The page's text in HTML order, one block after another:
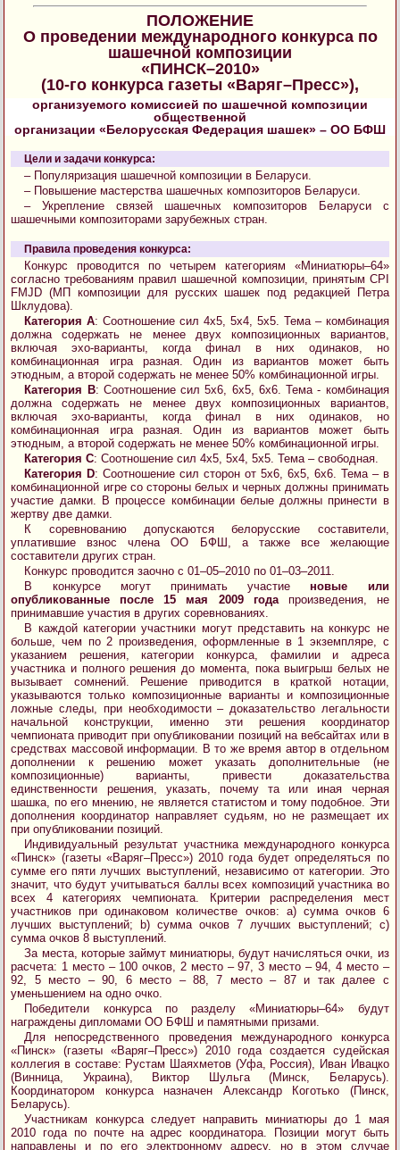
ПОЛОЖЕНИЕ
О проведении международного конкурса по
шашечной композиции
«ПИНСК–2010»
(10-го конкурса газеты «Варяг–Пресс»),
организуемого комиссией по шашечной композиции
общественной
организации «Белорусская Федерация шашек» – ОО БФШ
Цели и задачи конкурса:
– Популяризация шашечной композиции в Беларуси.
– Повышение мастерства шашечных композиторов Беларуси.
– Укрепление связей шашечных композиторов Беларуси с
шашечными композиторами зарубежных стран.
Правила проведения конкурса:
Конкурс проводится по четырем категориям «Миниатюры–64»
согласно требованиям правил шашечной композиции, принятым CPI
FMJD (МП композиции для русских шашек под редакцией Петра
Шклудова).
Категория A: Соотношение сил 4х5, 5х4, 5х5. Тема – комбинация
должна содержать не менее двух композиционных вариантов,
включая эхо-варианты, когда финал в них одинаков, но
комбинационная игра разная. Один из вариантов может быть
этюдным, а второй содержать не менее 50% комбинационной игры.
Категория B: Соотношение сил 5х6, 6х5, 6х6. Тема - комбинация
должна содержать не менее двух композиционных вариантов,
включая эхо-варианты, когда финал в них одинаков, но
комбинационная игра разная. Один из вариантов может быть
этюдным, а второй содержать не менее 50% комбинационной игры.
Категория С: Соотношение сил 4х5, 5х4, 5х5. Тема – свободная.
Категория D: Соотношение сил сторон от 5х6, 6х5, 6х6. Тема – в
комбинационной игре со стороны белых и черных должны принимать
участие дамки. В процессе комбинации белые должны принести в
жертву две дамки.
К соревнованию допускаются белорусские составители,
уплатившие взнос члена ОО БФШ, а также все желающие
составители других стран.
Конкурс проводится заочно с 01–05–2010 по 01–03–2011.
В конкурсе могут принимать участиеновые или
опубликованные после 15 мая 2009 годапроизведения, не
принимавшие участия в других соревнованиях.
В каждой категории участники могут представить на конкурс не
больше, чем по 2 произведения, оформленные в 1 экземпляре, с
указанием решения, категории конкурса, фамилии и адреса
участника и полного решения до момента, пока выигрыш белых не
вызывает сомнений. Решение приводится в краткой нотации,
указываются только композиционные варианты и композиционные
ложные следы, при необходимости – доказательство легальности
начальной конструкции, именно эти решения координатор
чемпионата приводит при опубликовании позиций на вебсайтах или в
средствах массовой информации. В то же время автор в отдельном
дополнении к решению может указать дополнительные (не
композиционные) варианты, привести доказательства
единственности решения, указать, почему та или иная черная
шашка, по его мнению, не является статистом и тому подобное. Эти
дополнения координатор направляет судьям, но не размещает их
при опубликовании позиций.
Индивидуальный результат участника международного конкурса
«Пинск» (газеты «Варяг–Пресс») 2010 года будет определяться по
сумме его пяти лучших выступлений, независимо от категории. Это
значит, что будут учитываться баллы всех композиций участника во
всех 4 категориях чемпионата. Критерии распределения мест
участников при одинаковом количестве очков: а) сумма очков 6
лучших выступлений; b) сумма очков 7 лучших выступлений; с)
сумма очков 8 выступлений.
За места, которые займут миниатюры, будут начисляться очки, из
расчета: 1 место – 100 очков, 2 место – 97, 3 место – 94, 4 место –
92, 5 место – 90, 6 место – 88, 7 место – 87 и так далее с
уменьшением на одно очко.
Победители конкурса по разделу «Миниатюры–64» будут
награждены дипломами ОО БФШ и памятными призами.
Для непосредственного проведения международного конкурса
«Пинск» (газеты «Варяг–Пресс») 2010 года создается судейская
коллегия в составе: Рустам Шаяхметов (Уфа, Россия), Иван Ивацко
(Винница, Украина), Виктор Шульга (Минск, Беларусь).
Координатором конкурса назначен Александр Коготько (Пинск,
Беларусь).
Участникам конкурса следует направить миниатюры до 1 мая
2010 года по почте на адрес координатора. Позиции могут быть
направлены и по его электронному адресу, но в этом случае